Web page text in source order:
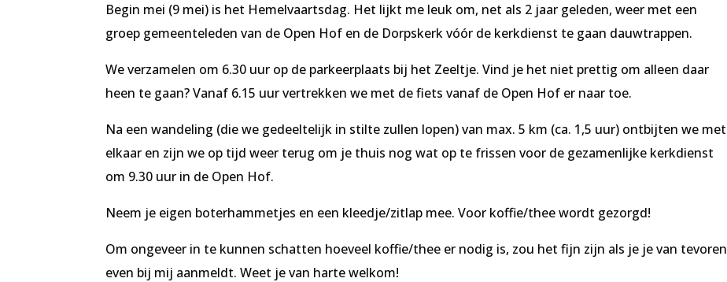
Begin mei (9 mei) is het Hemelvaartsdag. Het lijkt me leuk om, net als 2 jaar geleden, weer met een
groep gemeenteleden van de Open Hof en de Dorpskerk vóór de kerkdienst te gaan dauwtrappen.
We verzamelen om 6.30 uur op de parkeerplaats bij het Zeeltje. Vind je het niet prettig om alleen daar
heen te gaan? Vanaf 6.15 uur vertrekken we met de fiets vanaf de Open Hof er naar toe.
Na een wandeling (die we gedeeltelijk in stilte zullen lopen) van max. 5 km (ca. 1,5 uur) ontbijten we met
elkaar en zijn we op tijd weer terug om je thuis nog wat op te frissen voor de gezamenlijke kerkdienst
om 9.30 uur in de Open Hof.
Neem je eigen boterhammetjes en een kleedje/zitlap mee. Voor koffie/thee wordt gezorgd!
Om ongeveer in te kunnen schatten hoeveel koffie/thee er nodig is, zou het fijn zijn als je je van tevoren
even bij mij aanmeldt. Weet je van harte welkom!